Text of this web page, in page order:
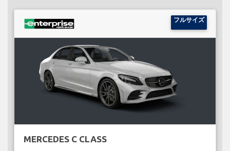
フルサイズ
MERCEDES C CLASS